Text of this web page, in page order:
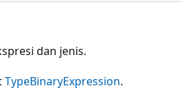
dan jenis.
TypeBinaryExpression.